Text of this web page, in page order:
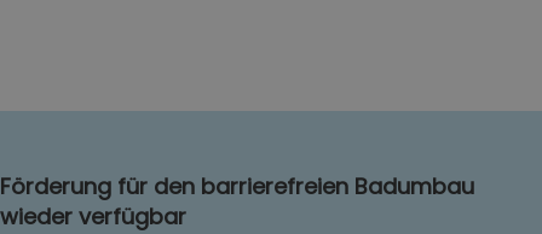
Förderung für den barrierefreien Badumbau
wieder verfügbar